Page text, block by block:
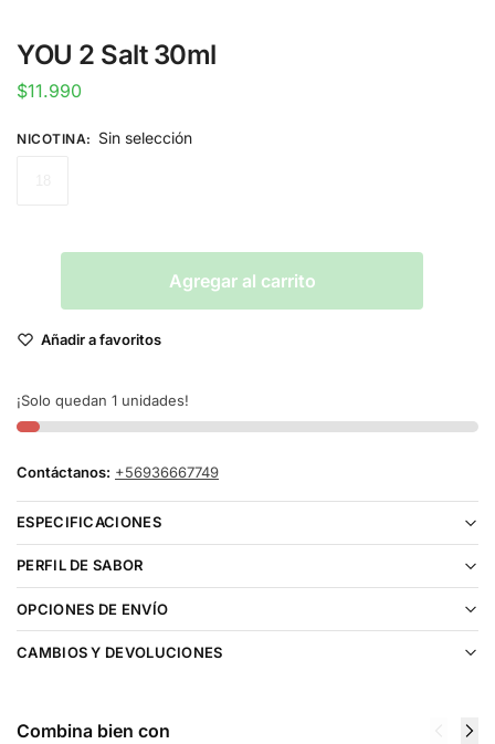
YOU 2 Salt 30ml
$11.990
NICOTINA: Sin selección
Agregar al carrito
Añadir a favoritos
¡Solo quedan 1 unidades!
Contáctanos: +56936667749
ESPECIFICACIONES
PERFIL DE SABOR
OPCIONES DE ENVÍO
CAMBIOS Y DEVOLUCIONES
Combina bien con